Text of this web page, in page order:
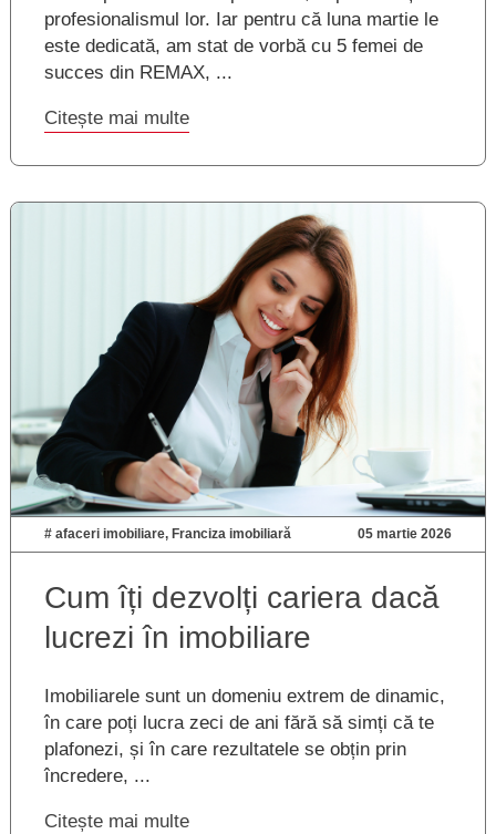
profesionalismul lor. Iar pentru că luna martie le
este dedicată, am stat de vorbă cu 5 femei de
succes din REMAX, ...
Citește mai multe
# afaceri imobiliare, Franciza imobiliară 05 martie 2026
Cum îți dezvolți cariera dacă
lucrezi în imobiliare
Imobiliarele sunt un domeniu extrem de dinamic,
în care poți lucra zeci de ani fără să simți că te
plafonezi, și în care rezultatele se obțin prin
încredere, ...
Citește mai multe